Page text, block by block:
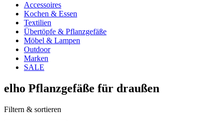
Accessoires
Kochen & Essen
Textilien
Übertöpfe & Pflanzgefäße
Möbel & Lampen
Outdoor
Marken
SALE
elho Pflanzgefäße für draußen
Filtern & sortieren